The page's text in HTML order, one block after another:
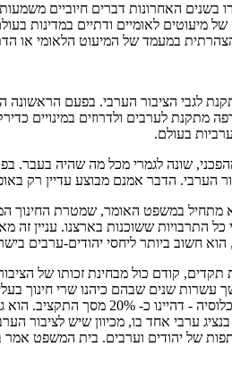
האחרונות דברים חיוביים
לאומיים ודתיים במדינות
במעמד של המיעוט הלאומי או
הציבור הערבי. בפעם הראשונה
לערבים ולדרוזים במינויים
בעולם.
שונה לגמרי מכל מה שהיה בעבר.
הערבי. הדבר אמנם מבוצע עדיין רק
מתחיל במשפט האומר, שמטרת החינוך
כל התרבויות ששוכנות בארצנו. עניין
חשוב ביותר ליחסי יהודים-ערבים
קודם כול מבחינת זכותו של
עשרות שנים שבהם כיהנו שרי חינוך
תקציבי - שיש לשאוף להעניק למיעוט
ערבי אחד בו, מכיוון שיש לציבור
של יהודים וערבים. בית המשפט אמר